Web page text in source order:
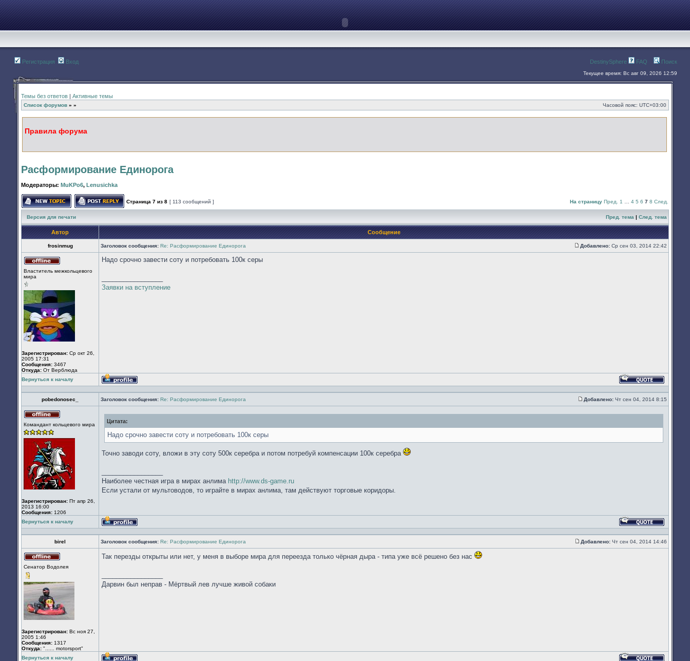
Регистрация Вход DestinySphere FAQ Поиск
Текущее время: Вс авг 09, 2026 12:59
Темы без ответов | Активные темы
Список форумов » » Часовой пояс: UTC+03:00
Правила форума
Расформирование Единорога
Модераторы: MuKPo6, Lenusichka
Начать новую тему Ответить на тему
Страница 7 из 8 [ 113 сообщений ] На страницу Пред. 1 4 5 6 7 8 След.
Версия для печати Пред. тема | След. тема
Автор Сообщение
frosinmug Заголовок сообщения: Re: Расформирование Единорога
Сообщение
Добавлено: Ср сен 03, 2014 22:42
в
Властитель межкольцевого
мира
Зарегистрирован: Ср окт 26,
2005 17:31
Сообщения: 3467
Откуда: От Верблюда
Надо срочно завести соту и потребовать 100к серы
Заявки на вступление
Вернуться к началу
Профиль
Ответить
с
цитатой
pobedonosec_ Заголовок сообщения: Re: Расформирование Единорога
Сообщение
Добавлено: Чт сен 04, 2014 8:15
в
Командант кольцевого мира
Зарегистрирован: Пт апр 26,
2013 16:00
Сообщения: 1206
Цитата:
Надо срочно завести соту и потребовать 100к серы
Точно заводи соту, вложи в эту соту 500к серебра и потом потребуй компенсации 100к серебра
Наиболее честная игра в мирах анлима http://www.ds-game.ru
Если устали от мультоводов, то играйте в мирах анлима, там действуют торговые коридоры.
Вернуться к началу
Профиль
Ответить
с
цитатой
birel Заголовок сообщения: Re: Расформирование Единорога
Сообщение
Добавлено: Чт сен 04, 2014 14:46
в
Сенатор Водолея
Зарегистрирован: Вс ноя 27,
2005 1:46
Сообщения: 1317
Откуда: "...... motorsport"
Так перезды открыты или нет, у меня в выборе мира для переезда только чёрная дыра - типа уже всё решено без нас
Дарвин был неправ - Мёртвый лев лучше живой собаки
Вернуться к началу